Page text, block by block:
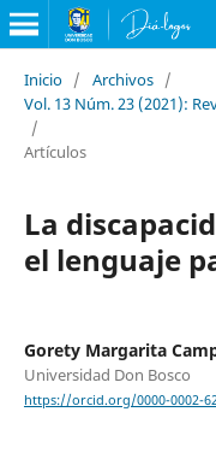
Inicio / Archivos /
Vol. 13 Núm. 23 (2021):
/
Artículos
La
el lenguaje
Gorety Margarita
Universidad Don Bosco
https://orcid.org/0000-0002-